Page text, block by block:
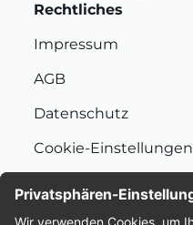
Rechtliches
Impressum
AGB
Datenschutz
Cookie-Einstellungen